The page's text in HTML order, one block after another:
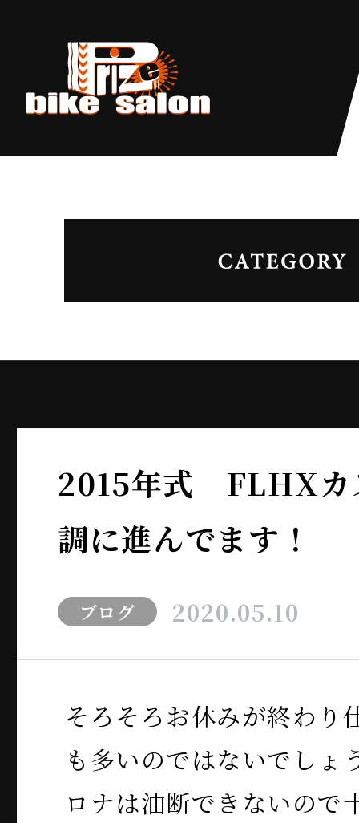
2015年式 FLHXカ
調に進んでます！
ブログ 2020.05.10
そろそろお休みが終わり
も多いのではないでしょ
ロナは油断できないので